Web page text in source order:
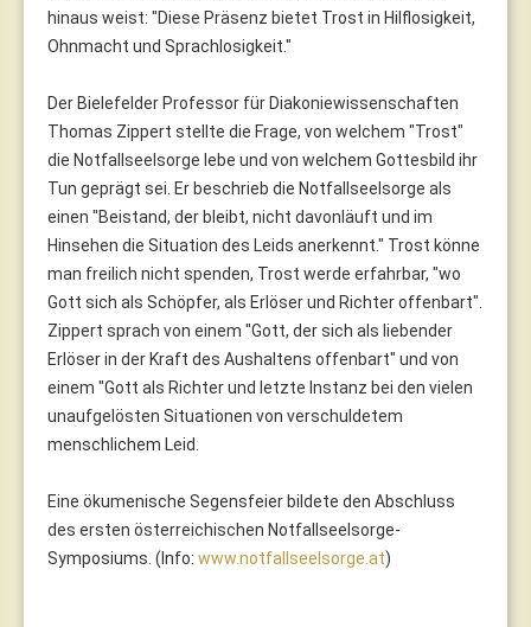
hinaus weist: "Diese Präsenz bietet Trost in Hilflosigkeit,
Ohnmacht und Sprachlosigkeit."
Der Bielefelder Professor für Diakoniewissenschaften
Thomas Zippert stellte die Frage, von welchem "Trost"
die Notfallseelsorge lebe und von welchem Gottesbild ihr
Tun geprägt sei. Er beschrieb die Notfallseelsorge als
einen "Beistand, der bleibt, nicht davonläuft und im
Hinsehen die Situation des Leids anerkennt." Trost könne
man freilich nicht spenden, Trost werde erfahrbar, "wo
Gott sich als Schöpfer, als Erlöser und Richter offenbart".
Zippert sprach von einem "Gott, der sich als liebender
Erlöser in der Kraft des Aushaltens offenbart" und von
einem "Gott als Richter und letzte Instanz bei den vielen
unaufgelösten Situationen von verschuldetem
menschlichem Leid.
Eine ökumenische Segensfeier bildete den Abschluss
des ersten österreichischen Notfallseelsorge-
Symposiums. (Info: www.notfallseelsorge.at)